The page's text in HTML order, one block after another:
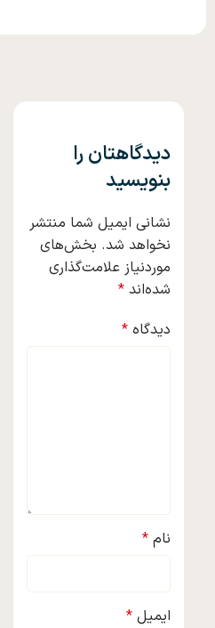
دیدگاهتان را
بنویسید
نشانی ایمیل شما منتشر
نخواهد شد. بخش‌های
موردنیاز علامت‌گذاری
شده‌اند *
دیدگاه *
نام *
ایمیل *